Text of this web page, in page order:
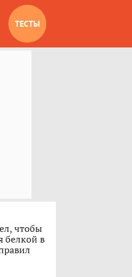
ТЕСТЫ
чтобы
белкой в